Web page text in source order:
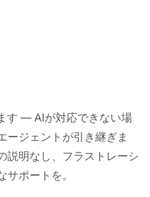
す — AIが対応できない場
ージェントが引き継ぎま
説明なし、フラストレーシ
ポートを。